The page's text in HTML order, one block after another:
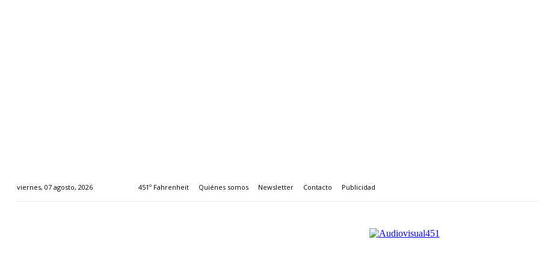
viernes, 07 agosto, 2026 451º Fahrenheit Quiénes somos Newsletter Contacto Publicidad